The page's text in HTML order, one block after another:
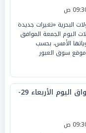
البحرية «تغيرات جديدة
اليوم الجمعة الموافق
بمستوياتها الأمس، بحسب
سوق العبور
أسعار الأسماك في الأسواق اليوم الأربعاء 29-